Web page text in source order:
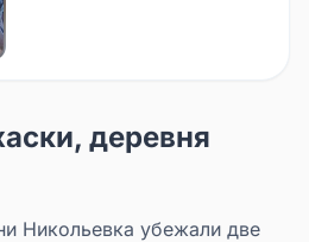
деревня
Никольевка убежали две